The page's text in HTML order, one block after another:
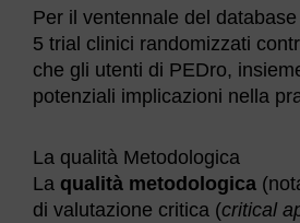
Per il ventennale del
5 trial clinici randomizzati
che gli utenti di PEDro,
potenziali implicazioni nella
La qualità Metodologica
La qualità metodologica
di valutazione critica (critical